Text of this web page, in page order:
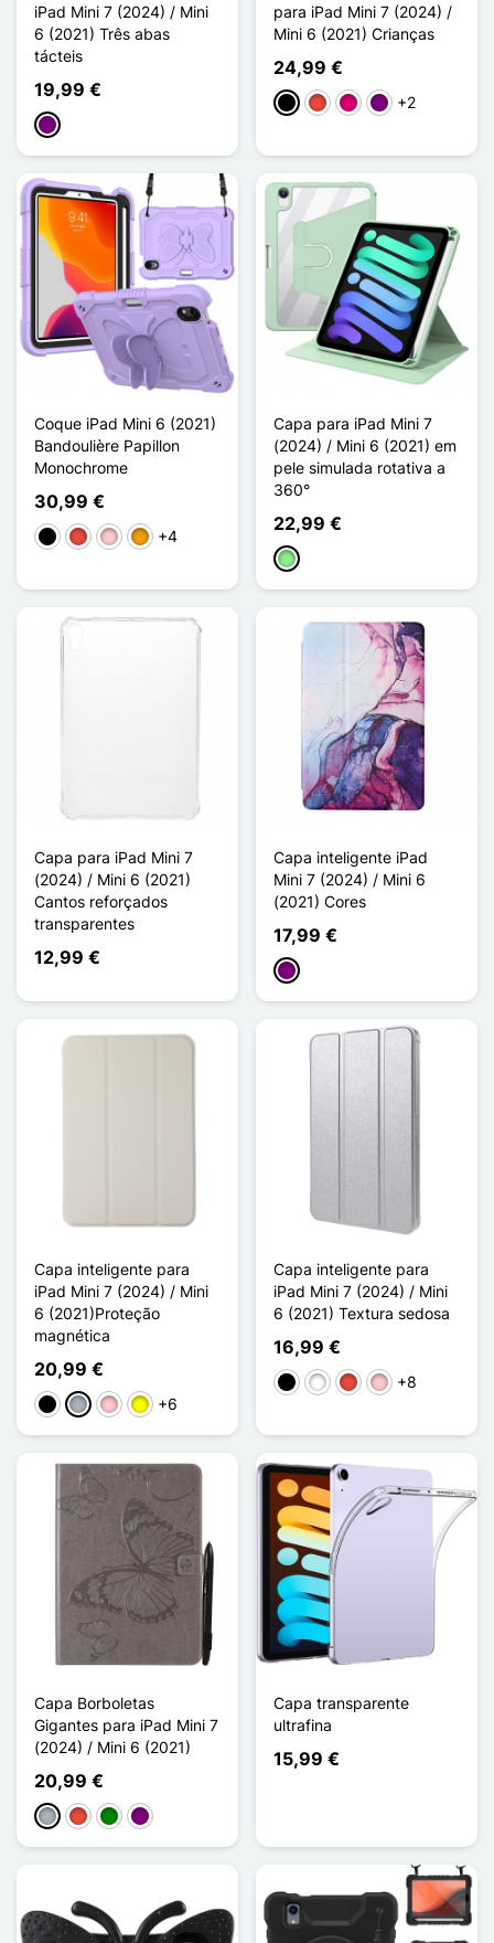
iPad Mini 7 (2024) / Mini
6 (2021) Três abas
tácteis
19,99 €
Púrpura
para iPad Mini 7 (2024) /
Mini 6 (2021) Crianças
24,99 €
PretoVermelho
Magenta
Púrpura
+2
Coque iPad Mini 6 (2021)
Bandoulière Papillon
Monochrome
30,99 €
PretoVermelho
RosaLaranja
+4
Capa para iPad Mini 7
(2024) / Mini 6 (2021) em
pele simulada rotativa a
360°
22,99 €
Verde claro
Capa para iPad Mini 7
(2024) / Mini 6 (2021)
Cantos reforçados
transparentes
12,99 €
Capa inteligente iPad
Mini 7 (2024) / Mini 6
(2021) Cores
17,99 €
Púrpura
Capa inteligente para
iPad Mini 7 (2024) / Mini
6 (2021)Proteção
magnética
20,99 €
PretoCinzento
RosaAmarelo
+6
Capa inteligente para
iPad Mini 7 (2024) / Mini
6 (2021) Textura sedosa
16,99 €
PretoBrancoVermelho
Rosa+8
Capa Borboletas
Gigantes para iPad Mini 7
(2024) / Mini 6 (2021)
20,99 €
CinzentoVermelho
VerdePúrpura
Capa transparente
ultrafina
15,99 €